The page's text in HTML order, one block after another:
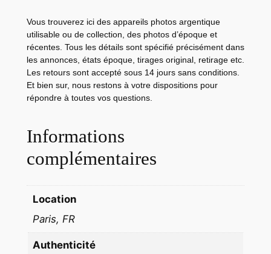
R
D
S
P
a
t
o
n
2
Vous trouverez ici des appareils photos argentique
utilisable ou de collection, des photos d’époque et
récentes. Tous les détails sont spécifié précisément dans
les annonces, états époque, tirages original, retirage etc.
Les retours sont accepté sous 14 jours sans conditions.
Et bien sur, nous restons à votre dispositions pour
répondre à toutes vos questions.
Informations
complémentaires
Location
Paris, FR
Authenticité